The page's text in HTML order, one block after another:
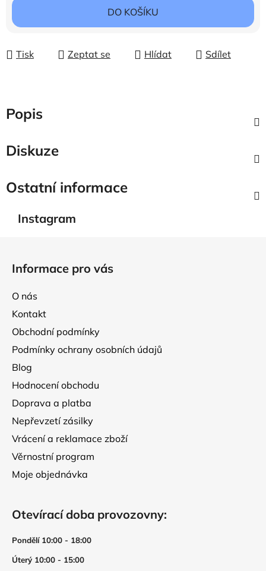
Měrná cena:
DO KOŠÍKU
Tisk Zeptat se Hlídat Sdílet
Popis
Diskuze
Ostatní informace
Instagram
Informace pro vás
O nás
Kontakt
Obchodní podmínky
Podmínky ochrany osobních údajů
Blog
Hodnocení obchodu
Doprava a platba
Nepřevzetí zásilky
Vrácení a reklamace zboží
Věrnostní program
Moje objednávka
Otevírací doba provozovny:
Pondělí 10:00 - 18:00
Úterý 10:00 - 15:00